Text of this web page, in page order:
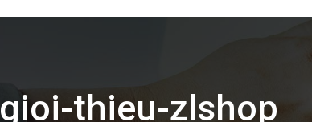
gioi-thieu-zlshop